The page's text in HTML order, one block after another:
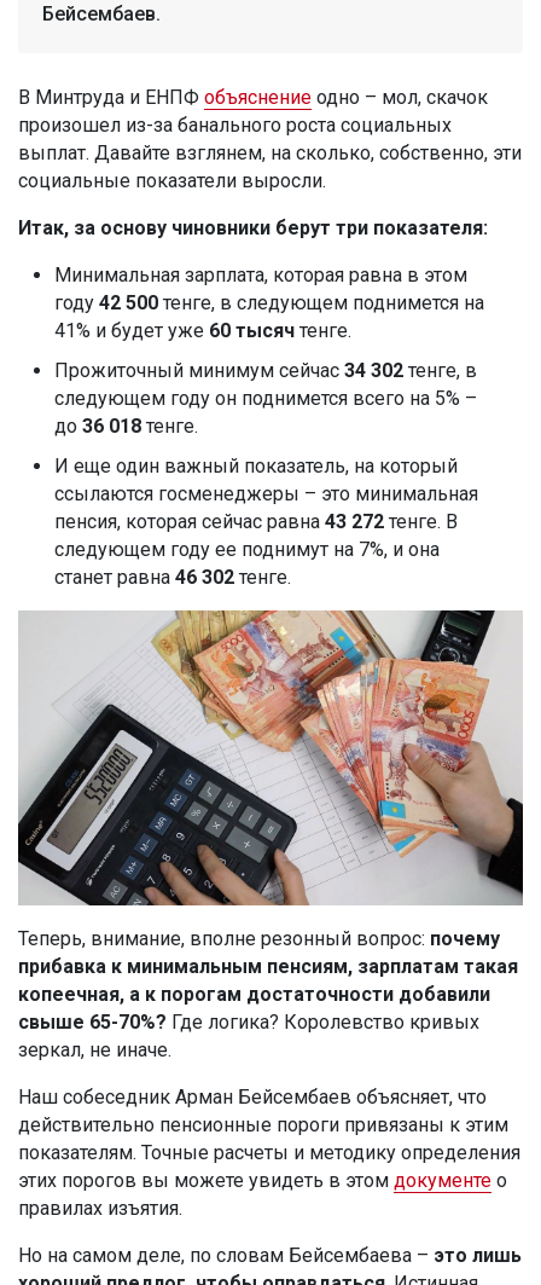
Бейсембаев.
В Минтруда и ЕНПФ объяснение одно – мол, скачок
произошел из-за банального роста социальных
выплат. Давайте взглянем, на сколько, собственно, эти
социальные показатели выросли.
Итак, за основу чиновники берут три показателя:
Минимальная зарплата, которая равна в этом
году 42 500 тенге, в следующем поднимется на
41% и будет уже 60 тысяч тенге.
Прожиточный минимум сейчас 34 302 тенге, в
следующем году он поднимется всего на 5% –
до 36 018 тенге.
И еще один важный показатель, на который
ссылаются госменеджеры – это минимальная
пенсия, которая сейчас равна 43 272 тенге. В
следующем году ее поднимут на 7%, и она
станет равна 46 302 тенге.
Теперь, внимание, вполне резонный вопрос: почему
прибавка к минимальным пенсиям, зарплатам такая
копеечная, а к порогам достаточности добавили
свыше 65-70%? Где логика? Королевство кривых
зеркал, не иначе.
Наш собеседник Арман Бейсембаев объясняет, что
действительно пенсионные пороги привязаны к этим
показателям. Точные расчеты и методику определения
этих порогов вы можете увидеть в этом документе о
правилах изъятия.
Но на самом деле, по словам Бейсембаева – это лишь